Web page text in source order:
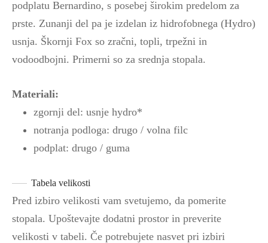
podplatu Bernardino, s posebej širokim predelom za
prste. Zunanji del pa je izdelan iz hidrofobnega (Hydro)
usnja. Škornji Fox so zračni, topli, trpežni in
vodoodbojni. Primerni so za srednja stopala.
Materiali:
zgornji del: usnje hydro*
notranja podloga: drugo / volna filc
podplat: drugo / guma
Tabela velikosti
Pred izbiro velikosti vam svetujemo, da pomerite
stopala. Upoštevajte dodatni prostor in preverite
velikosti v tabeli. Če potrebujete nasvet pri izbiri